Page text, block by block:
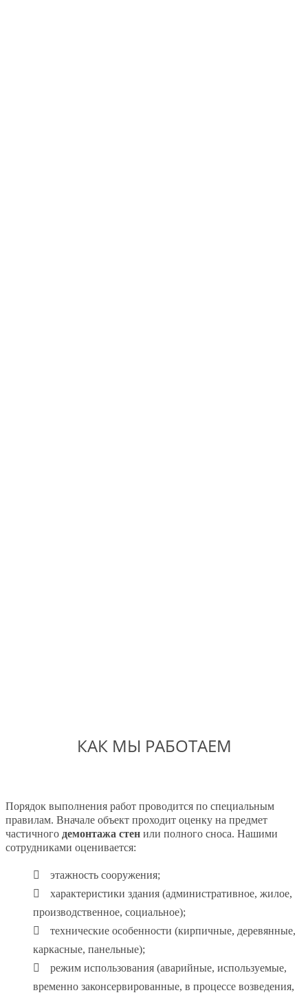
КАК МЫ РАБОТАЕМ
Порядок выполнения работ проводится по специальным
правилам. Вначале объект проходит оценку на предмет
частичного демонтажа стен или полного сноса. Нашими
сотрудниками оценивается:
этажность сооружения;
характеристики здания (административное, жилое,
производственное, социальное);
технические особенности (кирпичные, деревянные,
каркасные, панельные);
режим использования (аварийные, используемые,
временно законсервированные, в процессе возведения,